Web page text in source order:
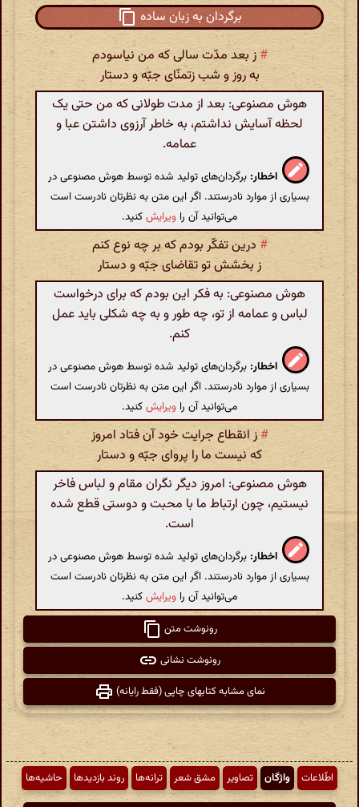
برگردان به زبان ساده
# ز بعد مدّت سالی که من نیاسودم
به روز و شب زتمنّای جبّه و دستار
هوش مصنوعی: بعد از مدت طولانی که من حتی یک
لحظه آسایش نداشتم، به خاطر آرزوی داشتن عبا و
عمامه.
اخطار: برگردان‌های تولید شده توسط هوش مصنوعی در
بسیاری از موارد نادرستند. اگر این متن به نظرتان نادرست است
می‌توانید آن را ویرایشکنید.
# درین تفکّر بودم که بر چه نوع کنم
ز بخشش تو تقاضای جبّه و دستار
هوش مصنوعی: به فکر این بودم که برای درخواست
لباس و عمامه از تو، چه طور و به چه شکلی باید عمل
کنم.
اخطار: برگردان‌های تولید شده توسط هوش مصنوعی در
بسیاری از موارد نادرستند. اگر این متن به نظرتان نادرست است
می‌توانید آن را ویرایشکنید.
#ز انقطاع جرایت خود آن فتاد امروز
که نیست ما را پروای جبّه و دستار
هوش مصنوعی: امروز دیگر نگران مقام و لباس فاخر
نیستیم، چون ارتباط ما با محبت و دوستی قطع شده
است.
اخطار: برگردان‌های تولید شده توسط هوش مصنوعی در
بسیاری از موارد نادرستند. اگر این متن به نظرتان نادرست است
می‌توانید آن را ویرایشکنید.
رونوشت متن
رونوشت نشانی
نمای مشابه کتابهای چاپی (فقط رایانه)
اطّلاعات واژگان تصاویر مشق شعر ترانه‌ها روند بازدیدها حاشیه‌ها